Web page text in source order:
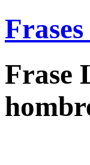
Frases
Frase